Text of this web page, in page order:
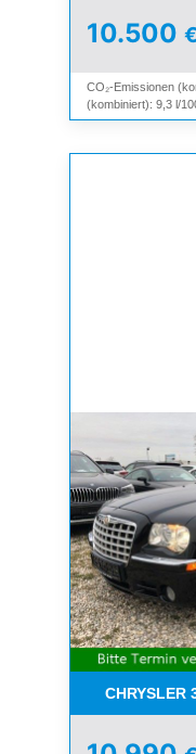
10.500 €
CO₂-Emissionen
(kombiniert): 9,3 l/
CHRYSLER